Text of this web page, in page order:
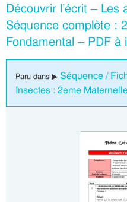
Découvrir l’écrit –
Séquence complète :
Fondamental – PDF à
Paru dans ▶ Séquence /
Insectes : 2eme